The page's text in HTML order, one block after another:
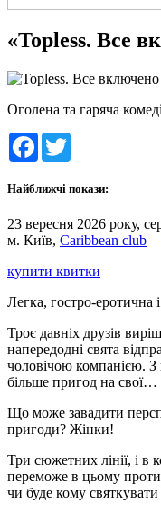
«Topless. Все
Оголена та гаряча
Facebook
Найближчі покази:
23 вересня 2026 року,
м. Київ, Caribbean club
купити квитки
Легка, гостро-еротична
Троє давніх друзів
напередодні свята
чоловічою компанією. З
більше пригод на свої…
Що може завадити
пригоди? Жінки!
Три сюжетних лінії, і в
переможе в цьому
чи буде кому